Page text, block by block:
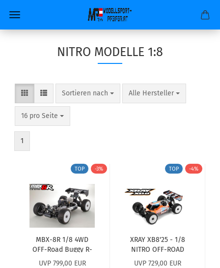
NITRO MODELLE 1:8
Sortieren nach
Sortieren nach Alle Hersteller
pro Seite
16 pro Seite
pro Seite
1
TOP -3%
MBX-8R 1/8 4WD
OFF-Road Buggy R-
Edition MUGEN
UVP 799,00 EUR
TOP -4%
XRAY XB8'25 - 1/8
NITRO OFF-ROAD
CAR XRAY
UVP 729,00 EUR